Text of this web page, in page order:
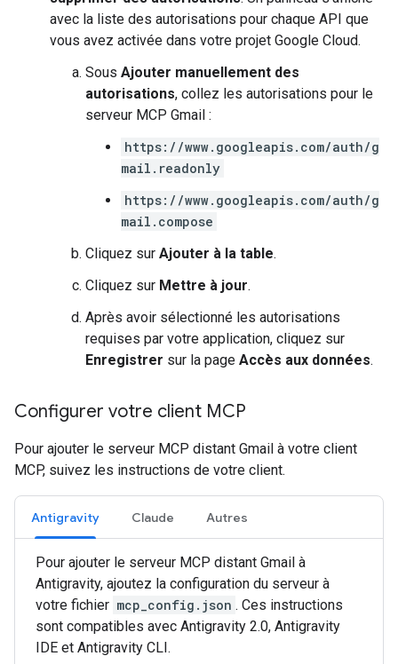
avec la liste des autorisations pour chaque API que
vous avez activée dans votre projet Google Cloud.
Sous Ajouter manuellement des
autorisations, collez les autorisations pour le
serveur MCP Gmail :
https://www.googleapis.com/auth/g
mail.readonly
https://www.googleapis.com/auth/g
mail.compose
Cliquez sur Ajouter à la table.
Cliquez sur Mettre à jour.
Après avoir sélectionné les autorisations
requises par votre application, cliquez sur
Enregistrer sur la page Accès aux données.
Configurer votre client MCP
Pour ajouter le serveur MCP distant Gmail à votre client
MCP, suivez les instructions de votre client.
Antigravity Claude Autres
Pour ajouter le serveur MCP distant Gmail à
Antigravity, ajoutez la configuration du serveur à
votre fichier mcp_config.json . Ces instructions
sont compatibles avec Antigravity 2.0, Antigravity
IDE et Antigravity CLI.